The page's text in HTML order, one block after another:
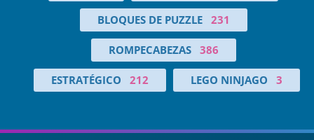
BLOQUES DE PUZZLE 231
ROMPECABEZAS 386
ESTRATÉGICO 212 LEGO NINJAGO 3